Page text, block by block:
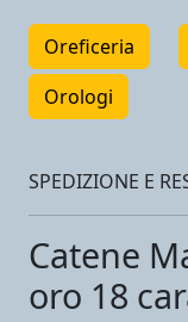
Oreficeria
Orologi
SPEDIZIONE E
Catene
oro 18